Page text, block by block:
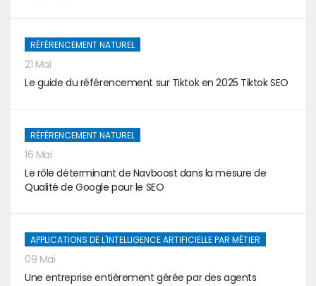
RÉFÉRENCEMENT NATUREL
21 Mai
Le guide du référencement sur Tiktok en 2025 Tiktok SEO
RÉFÉRENCEMENT NATUREL
16 Mai
Le rôle déterminant de Navboost dans la mesure de
Qualité de Google pour le SEO
APPLICATIONS DE L'INTELLIGENCE ARTIFICIELLE PAR MÉTIER
09 Mai
Une entreprise entièrement gérée par des agents